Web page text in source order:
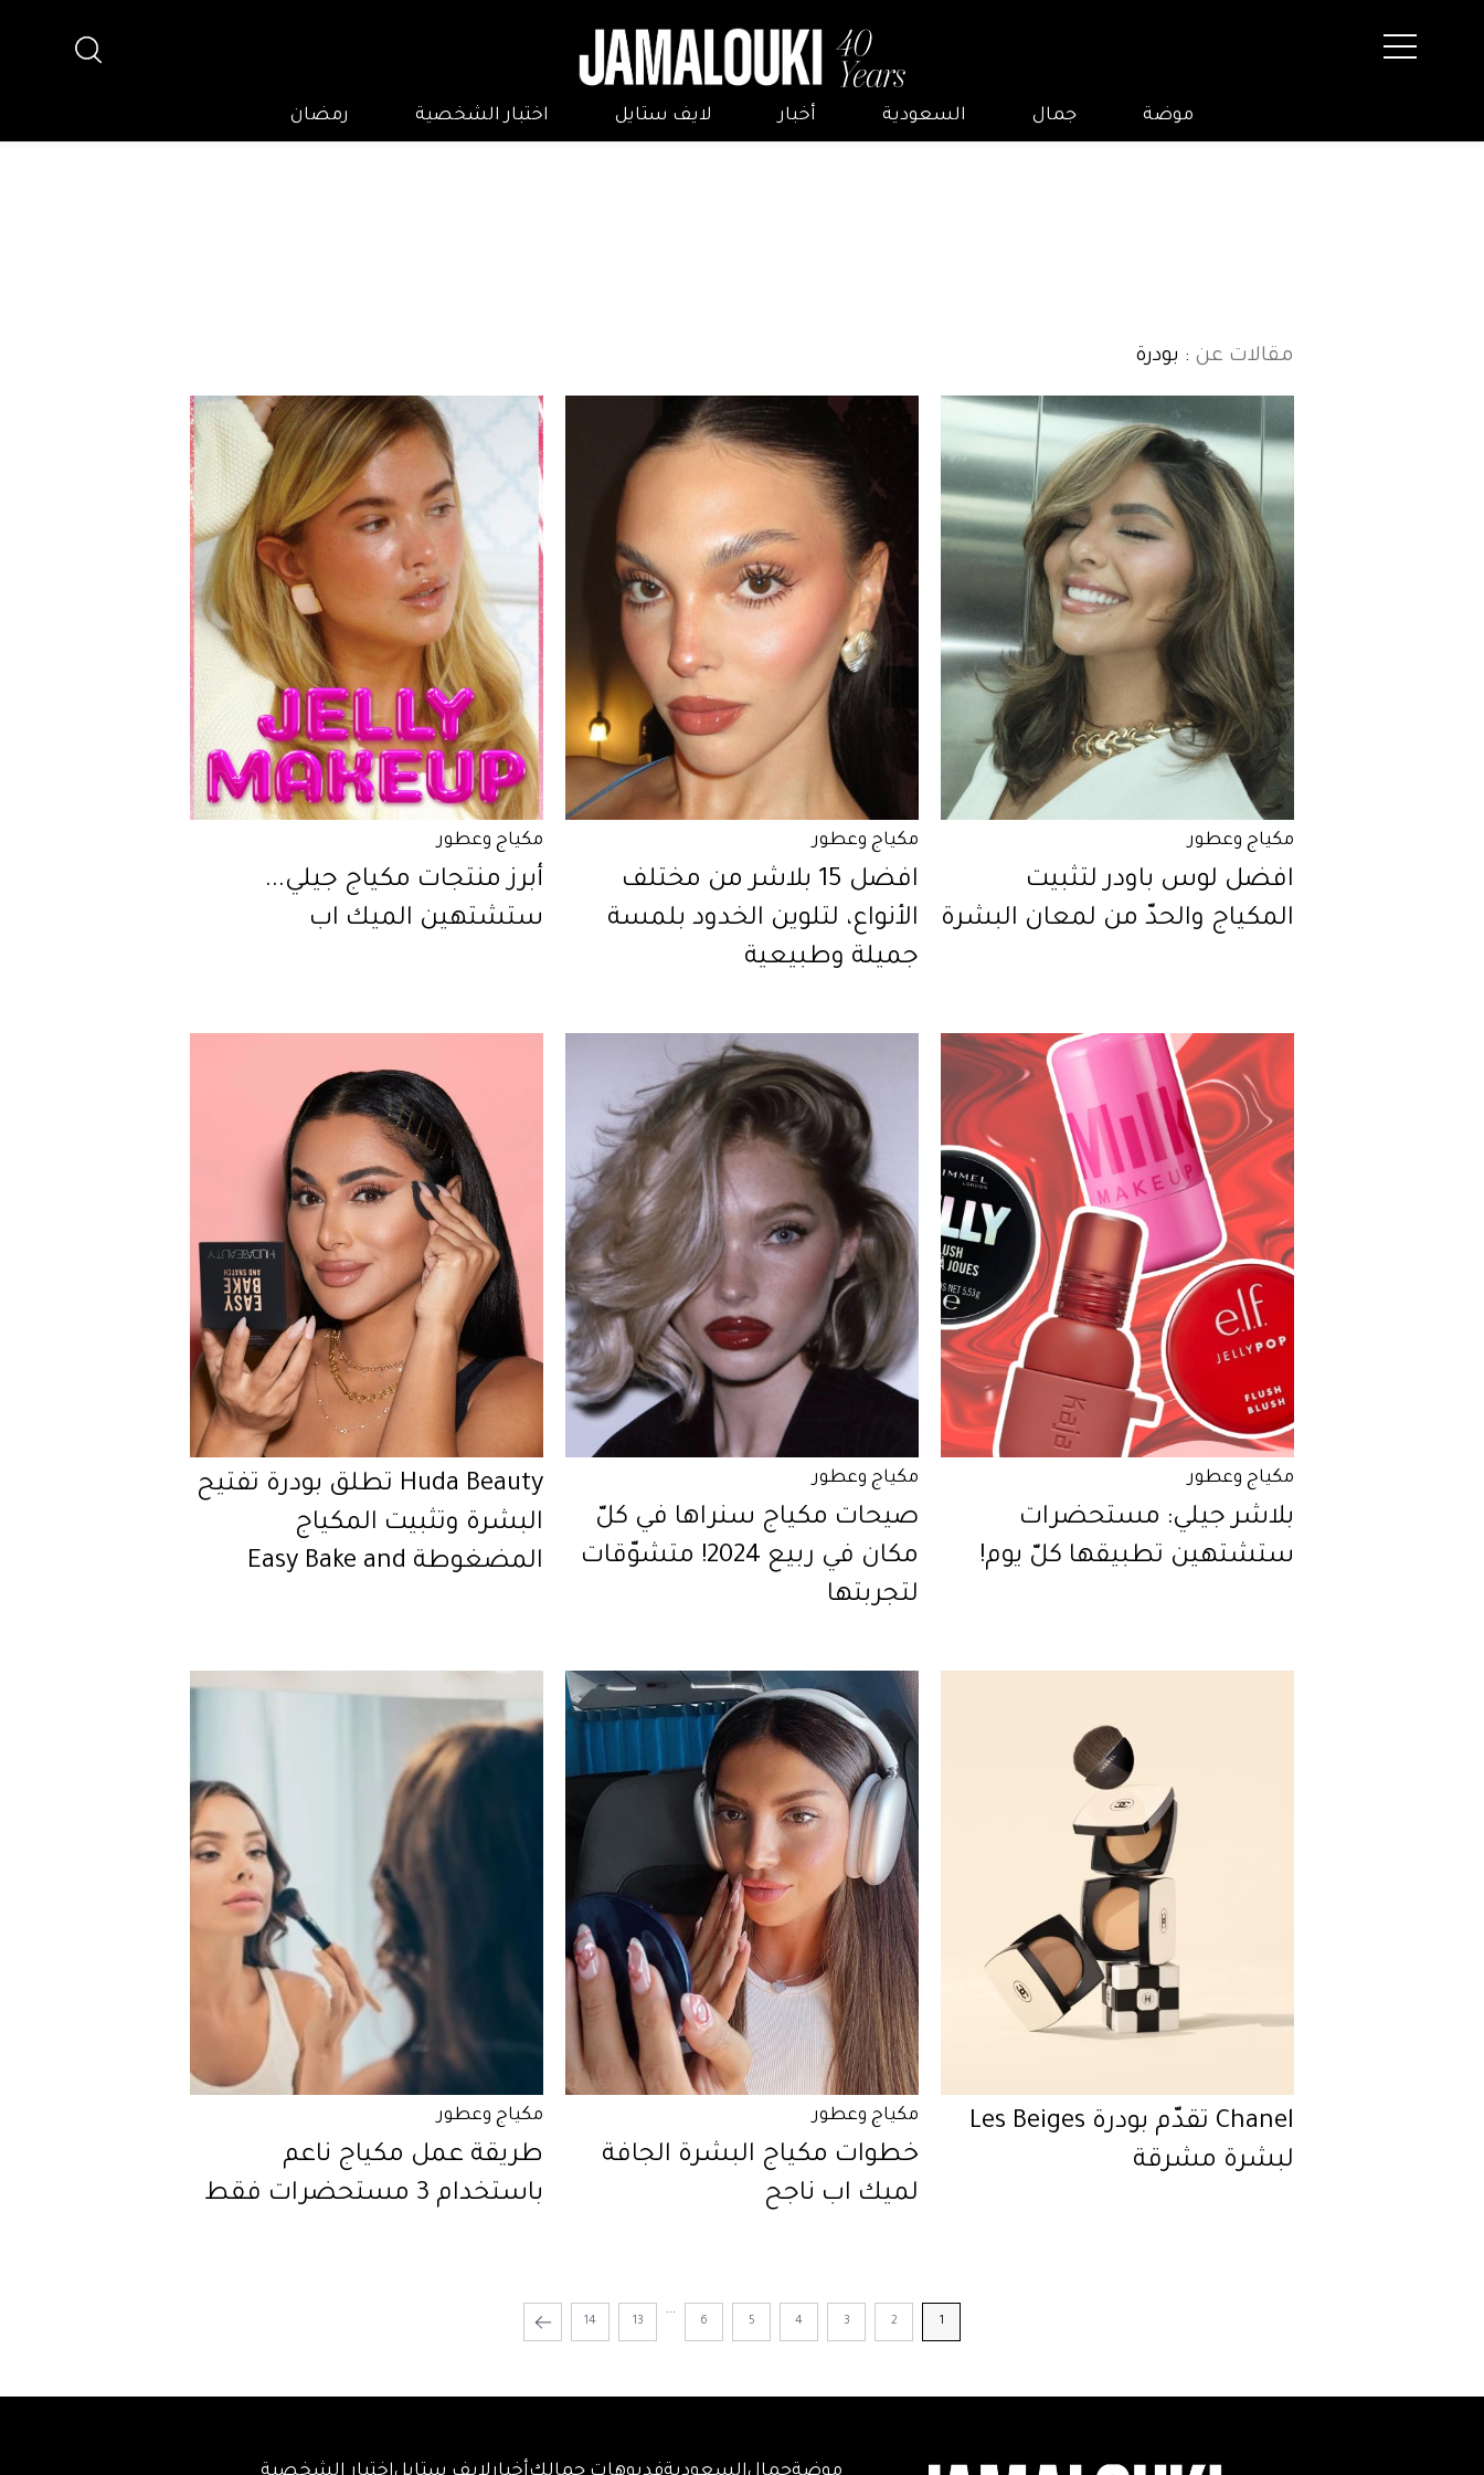
موضة جمال السعودية أخبار لايف ستايل اختبار الشخصية رمضان
مقالات عن : بودرة
مكياج وعطور
افضل لوس باودر لتثبيت
المكياج والحدّ من لمعان البشرة
مكياج وعطور
افضل 15 بلاشر من مختلف
الأنواع، لتلوين الخدود بلمسة
جميلة وطبيعية
مكياج وعطور
أبرز منتجات مكياج جيلي...
ستشتهين الميك اب
مكياج وعطور
بلاشر جيلي: مستحضرات
ستشتهين تطبيقها كلّ يوم!
مكياج وعطور
صيحات مكياج سنراها في كلّ
مكان في ربيع 2024! متشوّقات
لتجربتها
Huda Beauty تطلق بودرة تفتيح
البشرة وتثبيت المكياج
المضغوطة Easy Bake and
Chanel تقدّم بودرة Les Beiges
لبشرة مشرقة
مكياج وعطور
خطوات مكياج البشرة الجافة
لميك اب ناجح
مكياج وعطور
طريقة عمل مكياج ناعم
باستخدام 3 مستحضرات فقط
1
2
3
4
5
6
...
13
14